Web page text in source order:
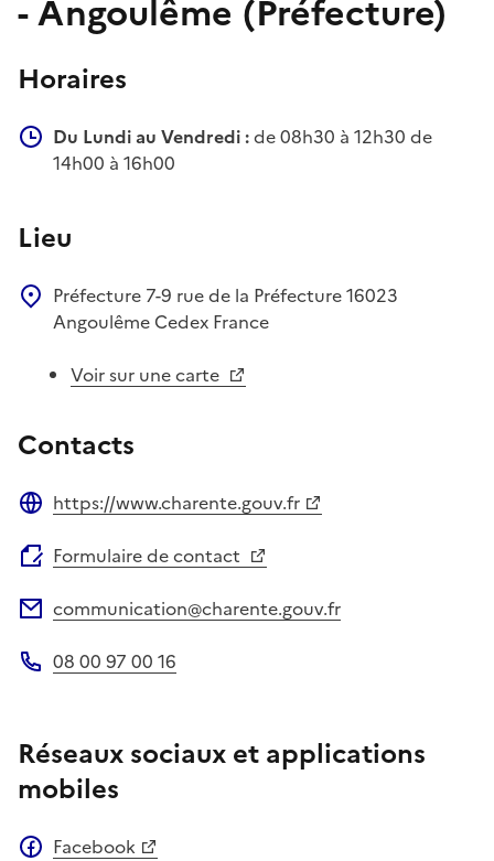
- Angoulême (Préfecture)
Horaires
Du Lundi au Vendredi :de 08h30 à 12h30 de
14h00 à 16h00
Lieu
Préfecture 7-9 rue de la Préfecture16023
Angoulême Cedex France
Voir sur une carte
Contacts
https://www.charente.gouv.fr
Formulaire de contact
communication@charente.gouv.fr
08 00 97 00 16
Réseaux sociaux et applications
mobiles
Facebook